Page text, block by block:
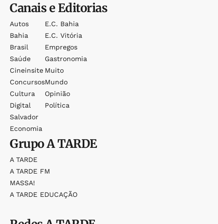
Canais e Editorias
Autos
Bahia
Brasil
Saúde
Cineinsite
Concursos
Cultura
Digital
Salvador
Economia
E.c. Bahia
E.c. Vitória
Empregos
Gastronomia
Muito
Mundo
Opinião
Política
GrupoA TARDE
A TARDE
A TARDE FM
MASSA!
A TARDE EDUCAÇÃO